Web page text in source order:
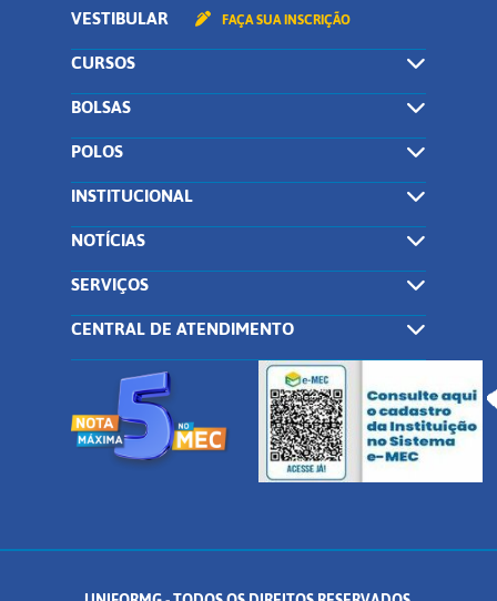
VESTIBULAR FAÇA SUA INSCRIÇÃO
CURSOS
BOLSAS
POLOS
INSTITUCIONAL
NOTÍCIAS
SERVIÇOS
CENTRAL DE ATENDIMENTO